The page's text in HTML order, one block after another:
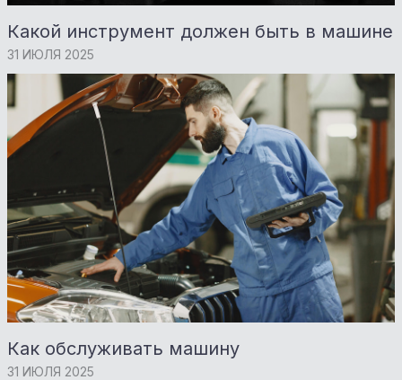
Какой инструмент должен быть в машине
31 ИЮЛЯ 2025
Как обслуживать машину
31 ИЮЛЯ 2025